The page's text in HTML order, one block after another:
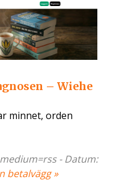
– Wiehe
minnet, orden
- Datum:
betalvägg »